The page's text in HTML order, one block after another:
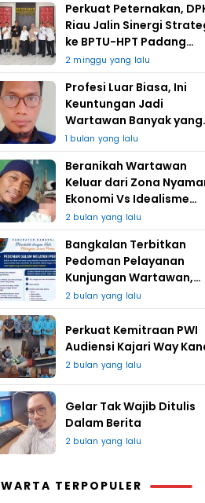
Perkuat Peternakan,
Riau Jalin Sinergi
ke BPTU-HPT Padang
Mengatas
2 minggu yang lalu
Profesi Luar Biasa, Ini
Keuntungan Jadi
Wartawan Banyak yang
Takut
1 bulan yang lalu
Beranikah Wartawan
Keluar dari Zona
Ekonomi Vs Idealisme
Jurnalistik
2 bulan yang lalu
Bangkalan Terbitkan
Pedoman Pelayanan
Kunjungan Wartawan,
Redaksi : Bagus Jangan
Lari
2 bulan yang lalu
Perkuat Kemitraan PWI
Audiensi Kajari Way
2 bulan yang lalu
Gelar Tak Wajib Ditulis
Dalam Berita
2 bulan yang lalu
WARTA TERPOPULER